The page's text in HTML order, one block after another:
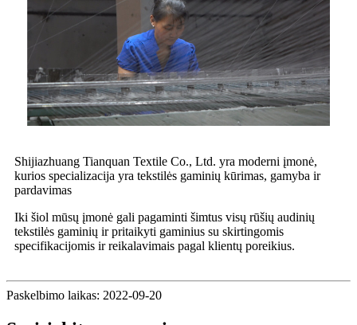
Shijiazhuang Tianquan Textile Co., Ltd. yra moderni įmonė,
kurios specializacija yra tekstilės gaminių kūrimas, gamyba ir
pardavimas
Iki šiol mūsų įmonė gali pagaminti šimtus visų rūšių audinių
tekstilės gaminių ir pritaikyti gaminius su skirtingomis
specifikacijomis ir reikalavimais pagal klientų poreikius.
Paskelbimo laikas: 2022-09-20